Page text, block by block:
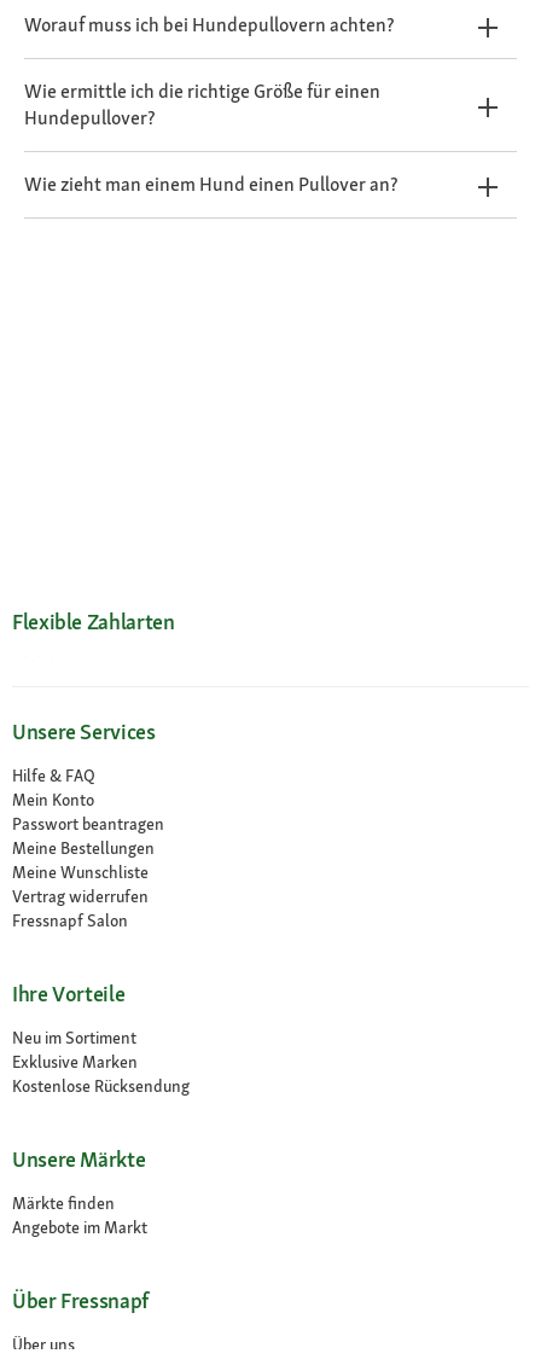
Worauf muss ich bei Hundepullovern achten?
Wie ermittle ich die richtige Größe für einen
Hundepullover?
Wie zieht man einem Hund einen Pullover an?
Flexible Zahlarten
Unsere Services
Hilfe & FAQ
Mein Konto
Passwort beantragen
Meine Bestellungen
Meine Wunschliste
Vertrag widerrufen
Fressnapf Salon
Ihre Vorteile
Neu im Sortiment
Exklusive Marken
Kostenlose Rücksendung
Unsere Märkte
Märkte finden
Angebote im Markt
Über Fressnapf
Über uns